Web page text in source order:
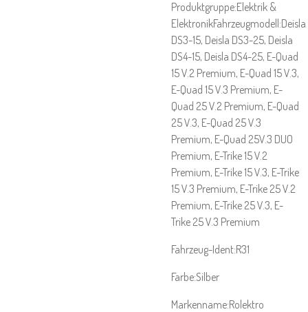
Produktgruppe:Elektrik &
ElektronikFahrzeugmodell:Deisla
DS3-15, Deisla DS3-25, Deisla
DS4-15, Deisla DS4-25, E-Quad
15 V.2 Premium, E-Quad 15 V.3,
E-Quad 15 V.3 Premium, E-
Quad 25 V.2 Premium, E-Quad
25 V.3, E-Quad 25 V.3
Premium, E-Quad 25V.3 DUO
Premium, E-Trike 15 V.2
Premium, E-Trike 15 V.3, E-Trike
15 V.3 Premium, E-Trike 25 V.2
Premium, E-Trike 25 V.3, E-
Trike 25 V.3 Premium
Fahrzeug-Ident:R31
Farbe:Silber
Markenname:Rolektro